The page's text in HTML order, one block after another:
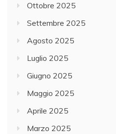
Ottobre 2025
Settembre 2025
Agosto 2025
Luglio 2025
Giugno 2025
Maggio 2025
Aprile 2025
Marzo 2025